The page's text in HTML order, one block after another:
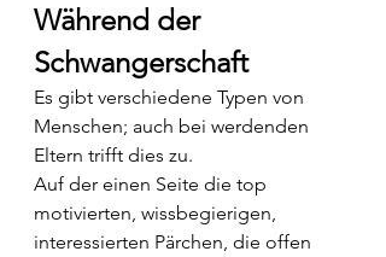
Während der
Schwangerschaft
Es gibt verschiedene Typen von
Menschen; auch bei werdenden
Eltern trifft dies zu.
Auf der einen Seite die top
motivierten, wissbegierigen,
interessierten Pärchen, die offen